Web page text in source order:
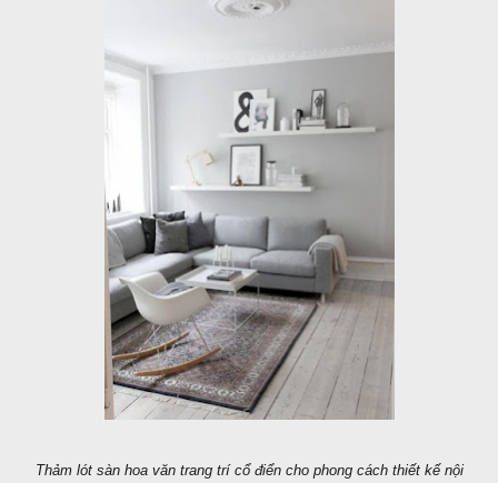
Thảm lót sàn hoa văn trang trí cổ điển cho phong cách thiết kế nội